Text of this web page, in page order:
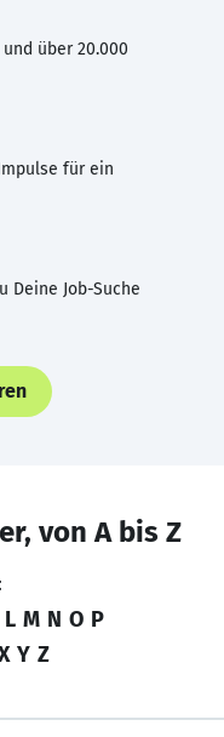
über 20.000
für ein
Deine Job-Suche
von A bis Z
L M N O P
Y Z